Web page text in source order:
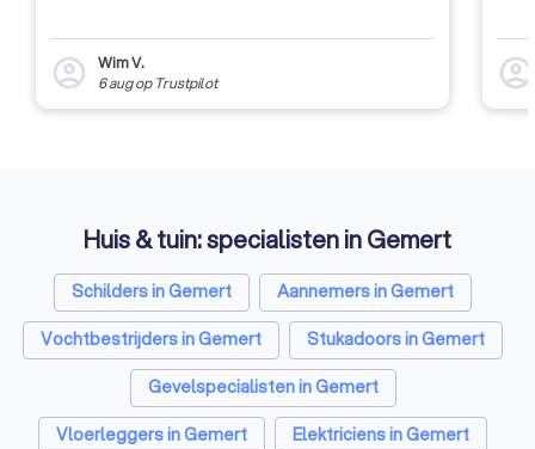
account_circle
Wim V.
6 augop Trustpilot account_circle
Huis & tuin: specialisten in Gemert
Schilders in Gemert
Aannemers in Gemert
Vochtbestrijders in Gemert
Stukadoors in Gemert
Gevelspecialisten in Gemert
Vloerleggers in Gemert
Elektriciens in Gemert